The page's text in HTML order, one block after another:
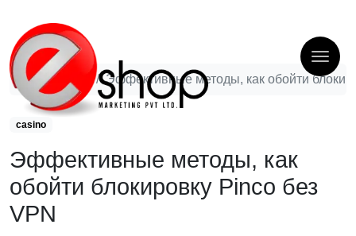
casino Эффективные методы, как обойти
casino
Эффективные методы, как
обойти блокировку Pinco без
VPN